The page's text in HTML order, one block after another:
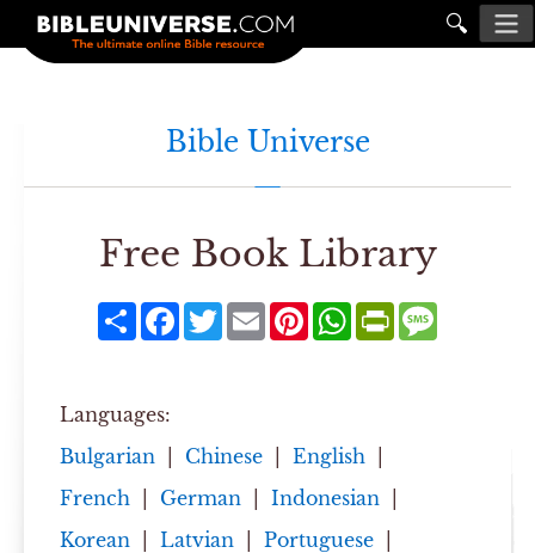
🔍
Bible Universe
Free Book Library
ShareFacebook
TwitterEmailPinterestWhatsAppPrintFriendly
Languages:
Bulgarian
Chinese English
French
German Indonesian
Korean
Latvian Portuguese